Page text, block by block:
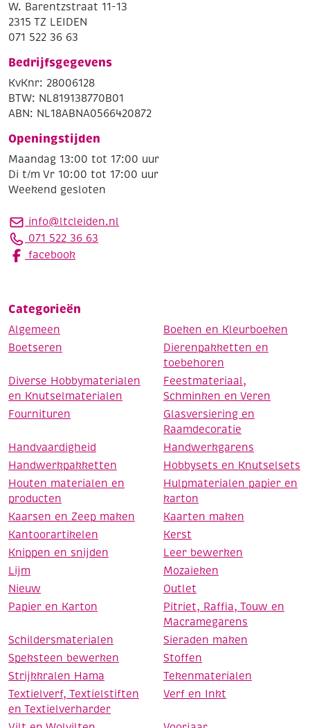
W. Barentzstraat 11-13
2315 TZ LEIDEN
071 522 36 63
Bedrijfsgegevens
KvKnr: 28006128
BTW: NL819138770B01
ABN: NL18ABNA0566420872
Openingstijden
Maandag 13:00 tot 17:00 uur
Di t/m Vr 10:00 tot 17:00 uur
Weekend gesloten
info@ltcleiden.nl
071 522 36 63
facebook
Categorieën
Algemeen
Boeken en Kleurboeken
Boetseren
Dierenpakketten en
toebehoren
Diverse Hobbymaterialen
en Knutselmaterialen
Feestmateriaal,
Schminken en Veren
Fournituren
Glasversiering en
Raamdecoratie
Handvaardigheid
Handwerkgarens
Handwerkpakketten
Hobbysets en Knutselsets
Houten materialen en
producten
Hulpmaterialen papier en
karton
Kaarsen en Zeep maken
Kaarten maken
Kantoorartikelen
Kerst
Knippen en snijden
Leer bewerken
Lijm
Mozaieken
Nieuw
Outlet
Papier en Karton
Pitriet, Raffia, Touw en
Macramegarens
Schildersmaterialen
Sieraden maken
Speksteen bewerken
Stoffen
Strijkkralen Hama
Tekenmaterialen
Textielverf, Textielstiften
en Textielverharder
Verf en Inkt